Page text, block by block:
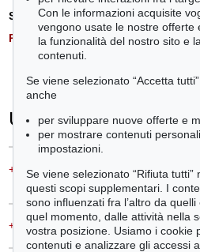
Stima:€ 0
Risultato:€ 0
Ulteriori informazioni
+
Vendere
Desidera vendere un simile
+ Domande sull´acquisto
Con le informazioni acquisite
vengono usate le nostre offerte
la funzionalità del nostro sito e
contenuti.
Se viene selezionato “Accetta
anche
per sviluppare nuove offerte e
per mostrare contenuti
impostazioni.
Se viene selezionato “Rifiuta
questi scopi supplementari. I
sono influenzati fra l’altro da
quel momento, dalle attività nella
vostra posizione. Usiamo i cookie
contenuti e analizzare gli accessi